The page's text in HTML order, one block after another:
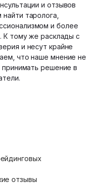
и отзывов
таролога,
и более
К тому же расклады с
и несут крайне
что наше мнение не
принимать решение в
отзывы